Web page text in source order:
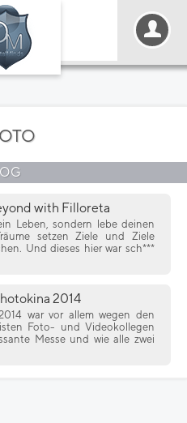
with Filloreta
Leben, sondern lebe deinen
setzen Ziele und Ziele
Und dieses hier war sch***
2014
war vor allem wegen den
Foto- und Videokollegen
Messe und wie alle zwei